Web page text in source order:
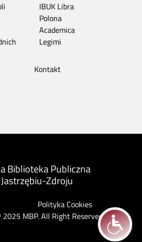
IBUK Libra
Polona
Academica
Legimi
Kontakt
Biblioteka Publiczna
Zdroju
MBP. All Right Reserved
Polityka Cookies